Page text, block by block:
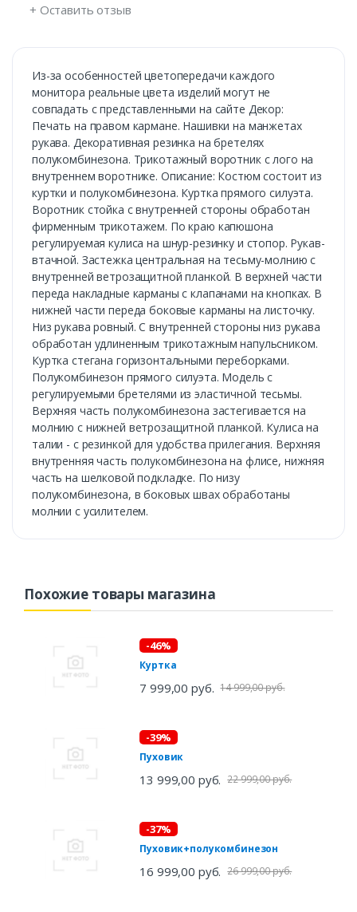
+ Оставить отзыв
Из-за особенностей цветопередачи каждого
монитора реальные цвета изделий могут не
совпадать с представленными на сайте Декор:
Печать на правом кармане. Нашивки на манжетах
рукава. Декоративная резинка на бретелях
полукомбинезона. Трикотажный воротник с лого на
внутреннем воротнике. Описание: Костюм состоит из
куртки и полукомбинезона. Куртка прямого силуэта.
Воротник стойка с внутренней стороны обработан
фирменным трикотажем. По краю капюшона
регулируемая кулиса на шнур-резинку и стопор. Рукав-
втачной. Застежка центральная на тесьму-молнию с
внутренней ветрозащитной планкой. В верхней части
переда накладные карманы с клапанами на кнопках. В
нижней части переда боковые карманы на листочку.
Низ рукава ровный. С внутренней стороны низ рукава
обработан удлиненным трикотажным напульсником.
Куртка стегана горизонтальными переборками.
Полукомбинезон прямого силуэта. Модель с
регулируемыми бретелями из эластичной тесьмы.
Верхняя часть полукомбинезона застегивается на
молнию с нижней ветрозащитной планкой. Кулиса на
талии - с резинкой для удобства прилегания. Верхняя
внутренняя часть полукомбинезона на флисе, нижняя
часть на шелковой подкладке. По низу
полукомбинезона, в боковых швах обработаны
молнии с усилителем.
Похожие товары магазина
-46%
Куртка
7 999,00 руб. 14 999,00 руб.
-39%
Пуховик
13 999,00 руб. 22 999,00 руб.
-37%
Пуховик+полукомбинезон
16 999,00 руб. 26 999,00 руб.